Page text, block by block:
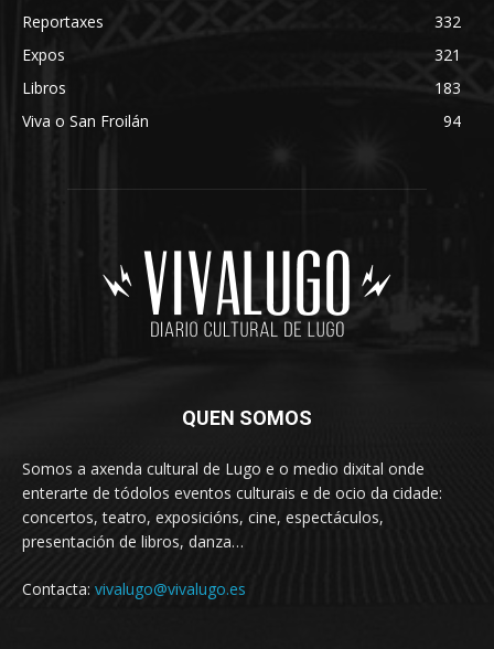
Reportaxes
332
Expos
321
Libros
183
Viva o San Froilán
94
QUEN SOMOS
Somos a axenda cultural de Lugo e o medio dixital onde
enterarte de tódolos eventos culturais e de ocio da cidade:
concertos, teatro, exposicións, cine, espectáculos,
presentación de libros, danza…
Contacta: vivalugo@vivalugo.es